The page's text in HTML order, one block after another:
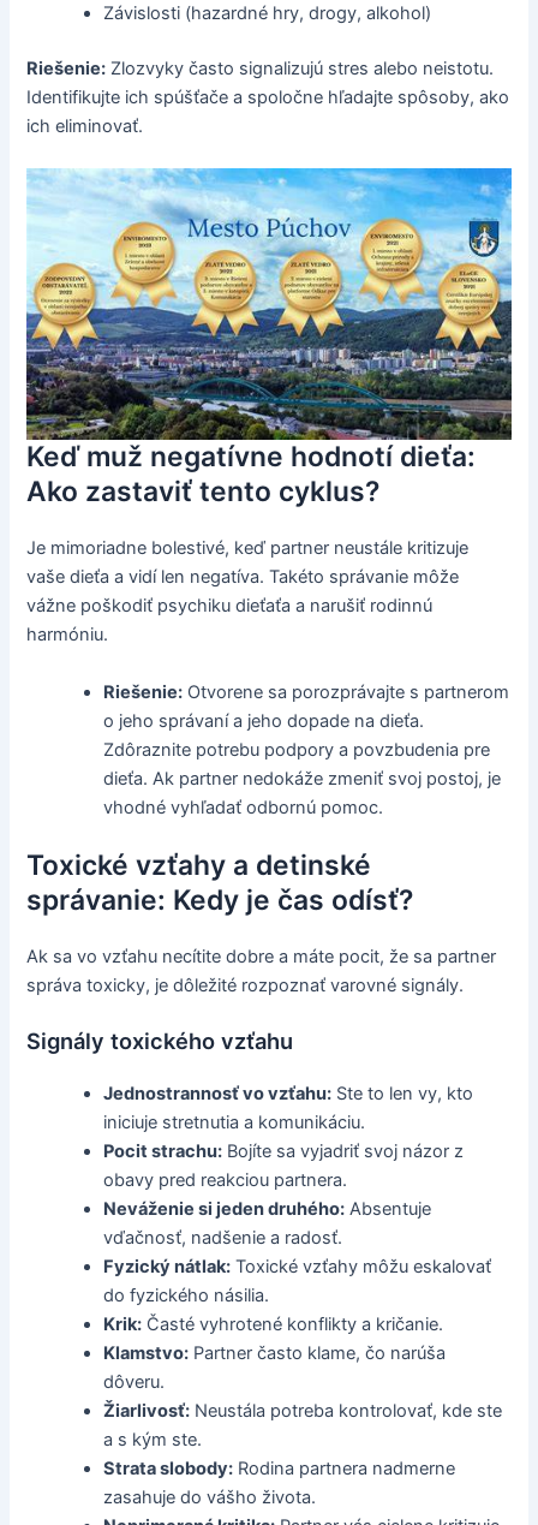
Závislosti (hazardné hry, drogy, alkohol)
Riešenie: Zlozvyky často signalizujú stres alebo neistotu.
Identifikujte ich spúšťače a spoločne hľadajte spôsoby, ako
ich eliminovať.
Keď muž negatívne hodnotí dieťa:
Ako zastaviť tento cyklus?
Je mimoriadne bolestivé, keď partner neustále kritizuje
vaše dieťa a vidí len negatíva. Takéto správanie môže
vážne poškodiť psychiku dieťaťa a narušiť rodinnú
harmóniu.
Riešenie: Otvorene sa porozprávajte s partnerom
o jeho správaní a jeho dopade na dieťa.
Zdôraznite potrebu podpory a povzbudenia pre
dieťa. Ak partner nedokáže zmeniť svoj postoj, je
vhodné vyhľadať odbornú pomoc.
Toxické vzťahy a detinské
správanie: Kedy je čas odísť?
Ak sa vo vzťahu necítite dobre a máte pocit, že sa partner
správa toxicky, je dôležité rozpoznať varovné signály.
Signály toxického vzťahu
Jednostrannosť vo vzťahu: Ste to len vy, kto
iniciuje stretnutia a komunikáciu.
Pocit strachu: Bojíte sa vyjadriť svoj názor z
obavy pred reakciou partnera.
Neváženie si jeden druhého: Absentuje
vďačnosť, nadšenie a radosť.
Fyzický nátlak: Toxické vzťahy môžu eskalovať
do fyzického násilia.
Krik: Časté vyhrotené konflikty a kričanie.
Klamstvo: Partner často klame, čo narúša
dôveru.
Žiarlivosť: Neustála potreba kontrolovať, kde ste
a s kým ste.
Strata slobody: Rodina partnera nadmerne
zasahuje do vášho života.